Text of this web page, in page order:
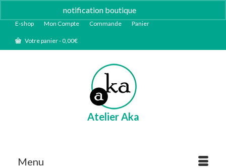
notification boutique
E-shop Mon Compte Commande Panier
Votre panier-0,00€
Atelier Aka
Menu